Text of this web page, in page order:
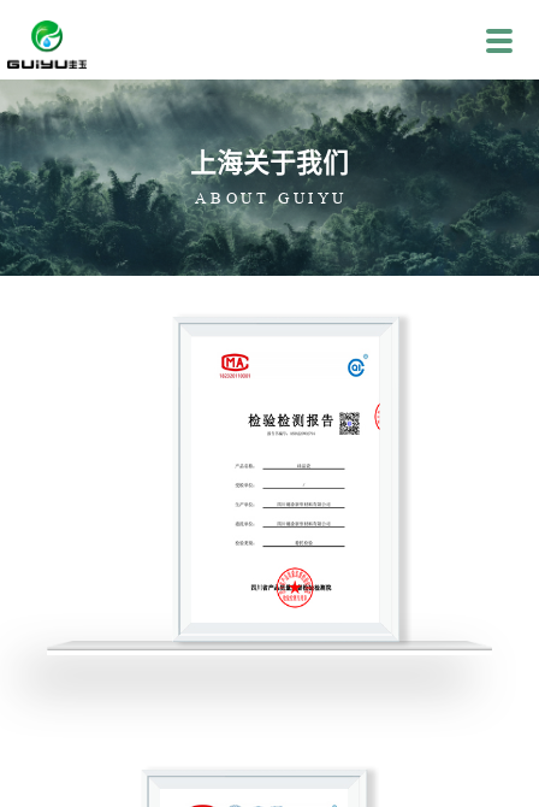
上海关于我们
ABOUT GUIYU